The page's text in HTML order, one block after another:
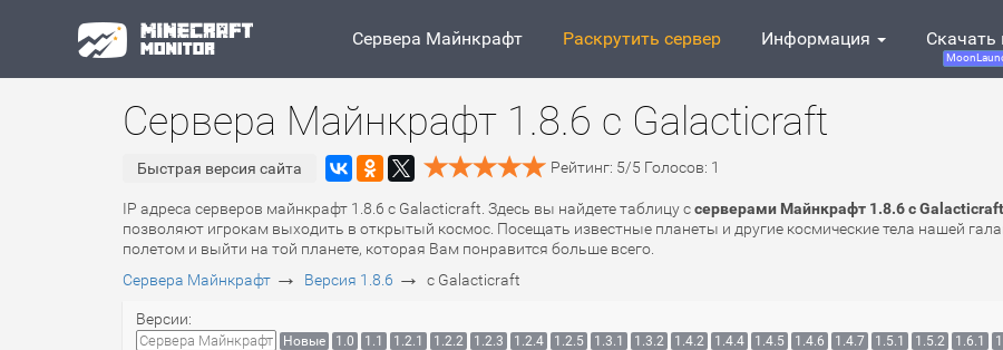
Сервера Майнкрафт Раскрутить сервер Информация
Сервера Майнкрафт 1.8.6 с Galacticraft
Быстрая версия сайта Рейтинг: 5/5 Голосов: 1
IP адреса серверов майнкрафт 1.8.6 с Galacticraft. Здесь вы найдете таблицу ссерверами Майнкрафт 1.8.6 с Galacticraft
позволяют игрокам выходить в открытый космос. Посещать известные планеты и другие космические тела нашей
полетом и выйти на той планете, которая Вам понравится больше всего.
Сервера Майнкрафт → Версия 1.8.6 → с Galacticraft
Версии:
Сервера Майнкрафт Новые 1.0 1.1 1.2.1 1.2.2 1.2.3 1.2.4 1.2.5 1.3.1 1.3.2 1.4.2 1.4.4 1.4.5 1.4.6 1.4.7 1.5.1 1.5.2 1.6.1